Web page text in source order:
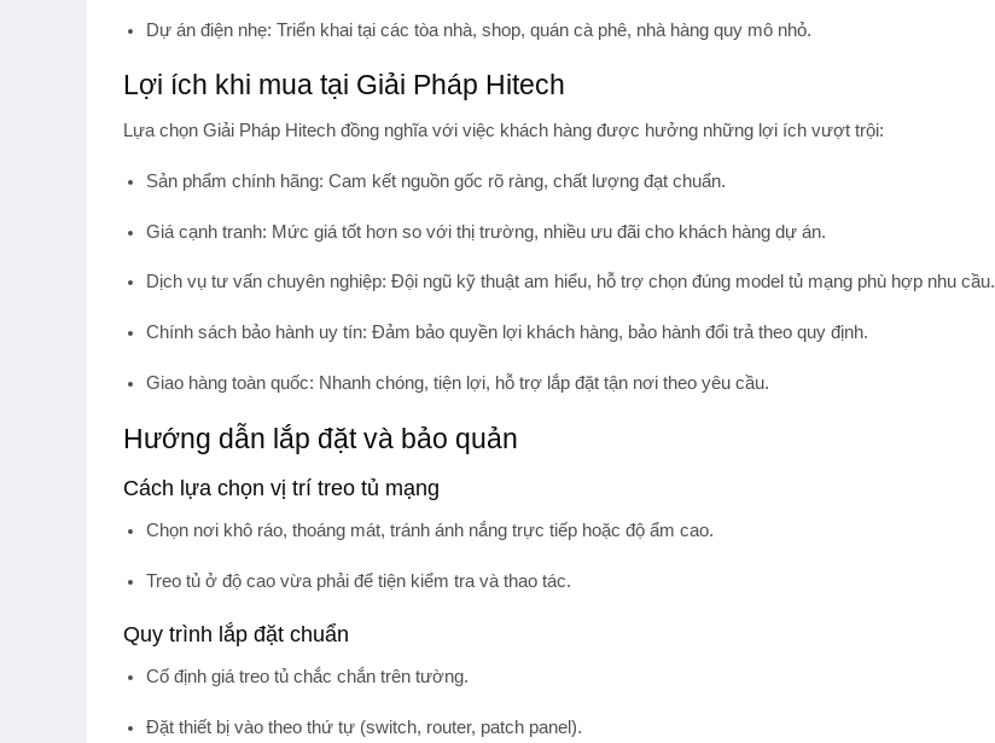
Dự án điện nhẹ: Triển khai tại các tòa nhà, shop, quán cà phê, nhà hàng quy mô nhỏ.
Lợi ích khi mua tại Giải Pháp Hitech
Lựa chọn Giải Pháp Hitech đồng nghĩa với việc khách hàng được hưởng những lợi ích vượt trội:
Sản phẩm chính hãng: Cam kết nguồn gốc rõ ràng, chất lượng đạt chuẩn.
Giá cạnh tranh: Mức giá tốt hơn so với thị trường, nhiều ưu đãi cho khách hàng dự án.
Dịch vụ tư vấn chuyên nghiệp: Đội ngũ kỹ thuật am hiểu, hỗ trợ chọn đúng model tủ mạng phù hợp nhu cầu.
Chính sách bảo hành uy tín: Đảm bảo quyền lợi khách hàng, bảo hành đổi trả theo quy định.
Giao hàng toàn quốc: Nhanh chóng, tiện lợi, hỗ trợ lắp đặt tận nơi theo yêu cầu.
Hướng dẫn lắp đặt và bảo quản
Cách lựa chọn vị trí treo tủ mạng
Chọn nơi khô ráo, thoáng mát, tránh ánh nắng trực tiếp hoặc độ ẩm cao.
Treo tủ ở độ cao vừa phải để tiện kiểm tra và thao tác.
Quy trình lắp đặt chuẩn
Cố định giá treo tủ chắc chắn trên tường.
Đặt thiết bị vào theo thứ tự (switch, router, patch panel).